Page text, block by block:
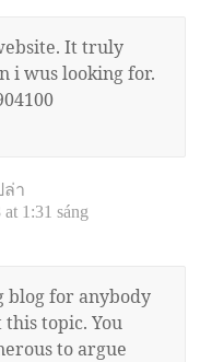
It truly
i wus looking for.
ล่า
1:31 sáng
blog for anybody
topic. You
to argue